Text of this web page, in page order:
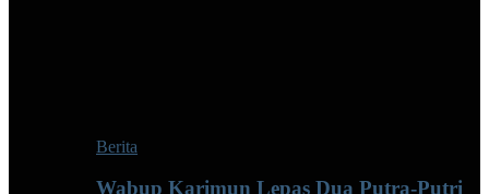
Berita
Wabup Karimun Lepas Dua Putra-Putri